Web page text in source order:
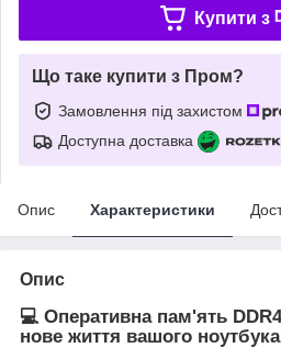
Купити з
Що таке купити з Пром?
Замовлення під захистом
Доступна доставка
Опис Характеристики
Опис
💻 Оперативна пам'ять
нове життя вашого